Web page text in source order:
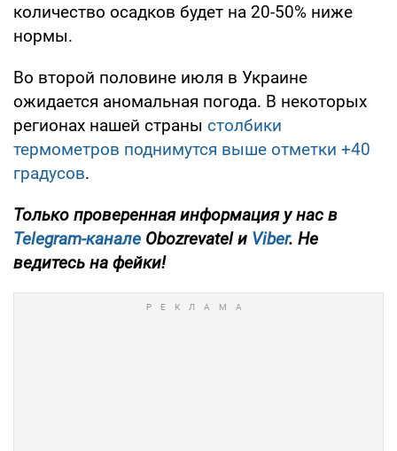
количество осадков будет на 20-50% ниже
нормы.
Во второй половине июля в Украине
ожидается аномальная погода. В некоторых
регионах нашей страны столбики
термометров поднимутся выше отметки +40
градусов.
Только проверенная информация у нас в
Telegram-канале Obozrevatel и Viber. Не
ведитесь на фейки!